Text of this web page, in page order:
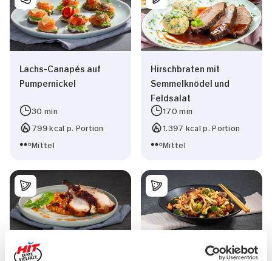
Lachs-Canapés auf
Pumpernickel
30 min
799 kcal p. Portion
Mittel
Hirschbraten mit
Semmelknödel und
Feldsalat
170 min
1.397 kcal p. Portion
Mittel
Duroc Schweinekarree
Gebratene Udon-Nudeln